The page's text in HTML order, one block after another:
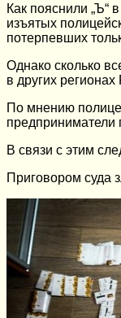
Как пояснили „Ъ“
изъятых
потерпевших
Однако сколько
в других
По мнению
предприниматели
В связи с этим
Приговором суда